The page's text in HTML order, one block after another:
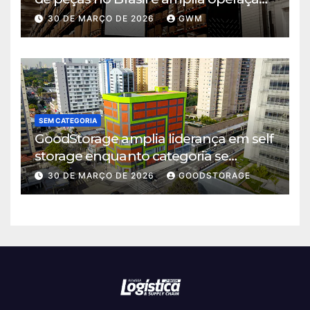
logística em Cajamar
30 DE MARÇO DE 2026 GWM
SEM CATEGORIA
GoodStorage amplia liderança em self
storage enquanto categoria se
consolida em São Paulo
30 DE MARÇO DE 2026 GOODSTORAGE